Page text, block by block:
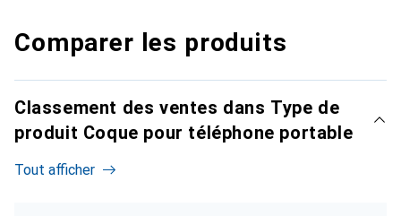
Comparer les produits
Classement des ventes dans Type de
produit Coque pour téléphone portable
Tout afficher